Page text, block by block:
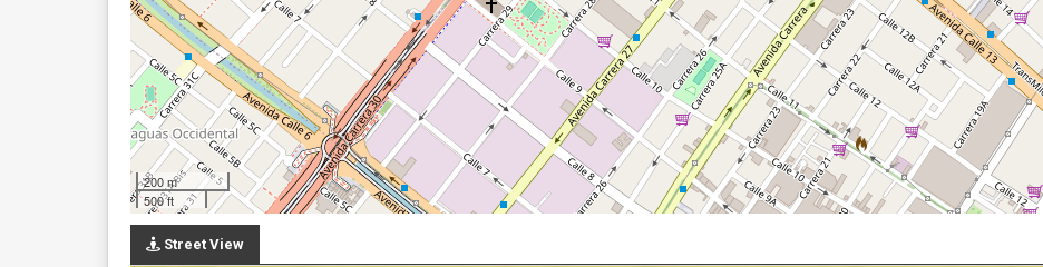
200 m
500 ft
Street View